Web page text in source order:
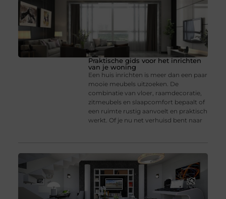
Praktische gids voor het inrichten
van je woning
Een huis inrichten is meer dan een paar
mooie meubels uitzoeken. De
combinatie van vloer, raamdecoratie,
zitmeubels en slaapcomfort bepaalt of
een ruimte rustig aanvoelt en praktisch
werkt. Of je nu net verhuisd bent naar